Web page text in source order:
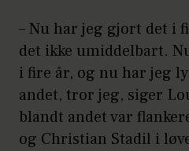
– Nu har jeg gjort det i
det ikke umiddelbart.
i fire år, og nu har jeg
andet, tror jeg, siger
blandt andet var
og Christian Stadil i